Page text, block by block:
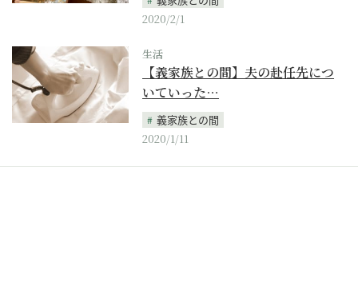
2020/2/1
生活
【義家族との間】夫の赴任先につ
いていった…
義家族との間
2020/1/11